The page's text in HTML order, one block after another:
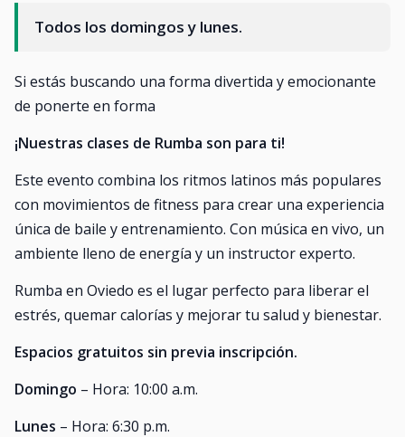
Todos los domingos y lunes.
Si estás buscando una forma divertida y emocionante
de ponerte en forma
¡Nuestras clases de Rumba son para ti!
Este evento combina los ritmos latinos más populares
con movimientos de fitness para crear una experiencia
única de baile y entrenamiento. Con música en vivo, un
ambiente lleno de energía y un instructor experto.
Rumba en Oviedo es el lugar perfecto para liberar el
estrés, quemar calorías y mejorar tu salud y bienestar.
Espacios gratuitos sin previa inscripción.
Domingo – Hora: 10:00 a.m.
Lunes – Hora: 6:30 p.m.